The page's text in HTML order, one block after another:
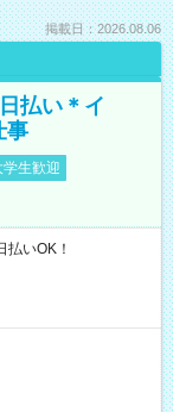
掲載日：2026.08.06
払い＊イ
事
学生歓迎
いOK！